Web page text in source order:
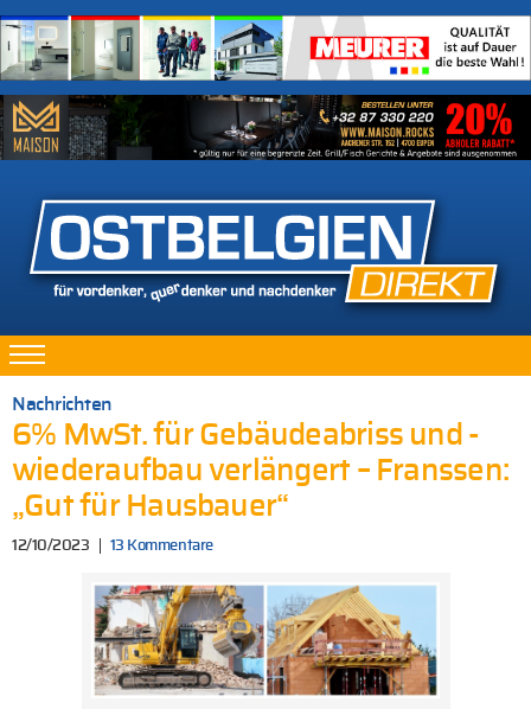
Nachrichten
6% MwSt. für Gebäudeabriss und -
wiederaufbau verlängert – Franssen:
„Gut für Hausbauer“
12/10/2023 13 Kommentare